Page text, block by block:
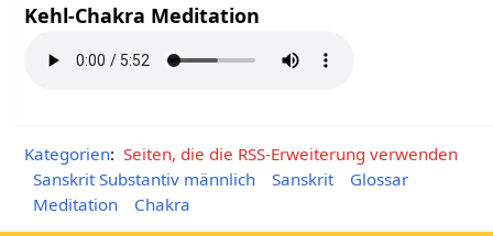
Kehl-Chakra Meditation
Kategorien: Seiten, die die RSS-Erweiterung verwenden
Sanskrit Substantiv männlich
Sanskrit
Glossar
Meditation
Chakra